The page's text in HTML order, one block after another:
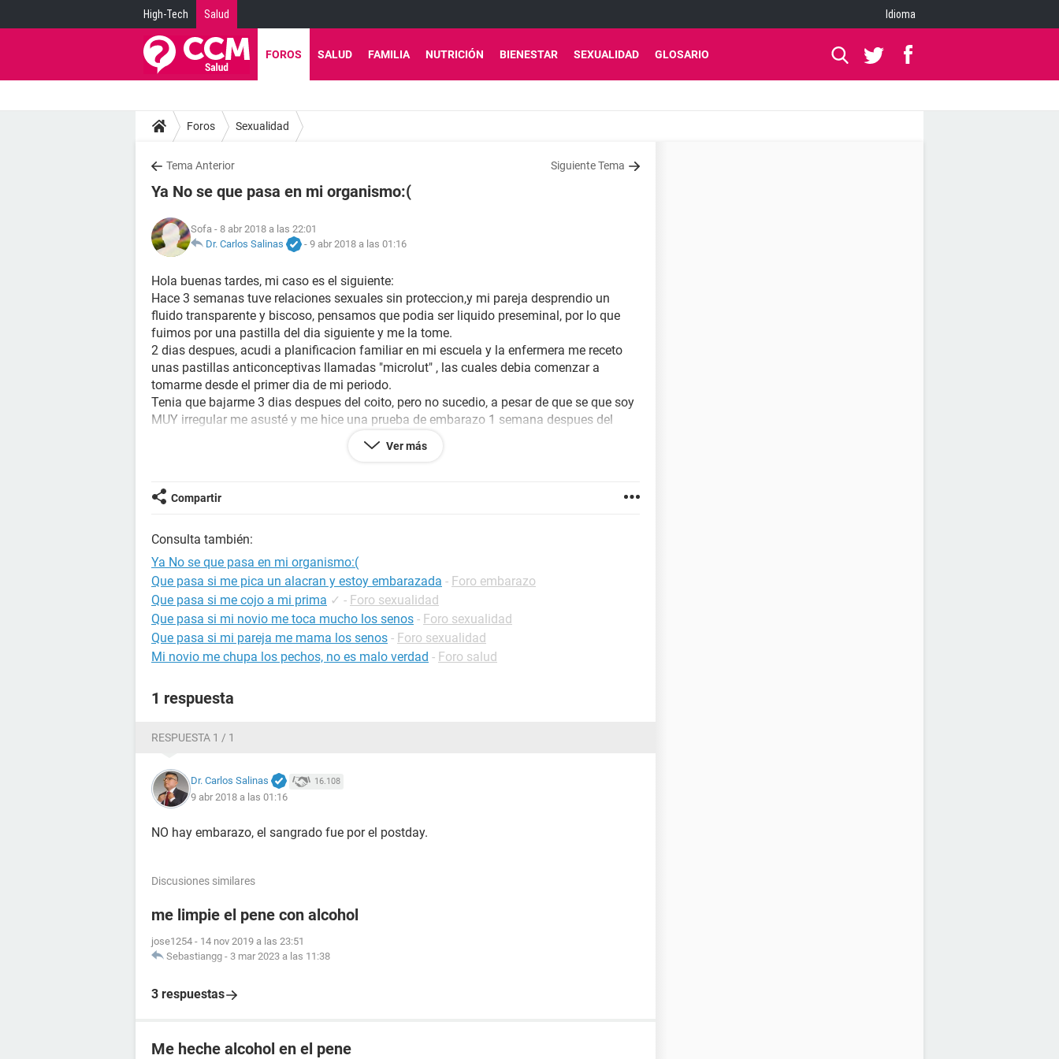
High-Tech Salud Idioma
FOROS SALUD FAMILIA NUTRICIÓN BIENESTAR SEXUALIDAD GLOSARIO
Foros Sexualidad
Tema Anterior Siguiente Tema
Ya No se que pasa en mi organismo:(
Sofa - 8 abr 2018 a las 22:01
Dr. Carlos Salinas
- 9 abr 2018 a las 01:16
Hola buenas tardes, mi caso es el siguiente:
Hace 3 semanas tuve relaciones sexuales sin proteccion,y mi pareja desprendio un
fluido transparente y biscoso, pensamos que podia ser liquido preseminal, por lo que
fuimos por una pastilla del dia siguiente y me la tome.
2 dias despues, acudi a planificacion familiar en mi escuela y la enfermera me receto
unas pastillas anticonceptivas llamadas "microlut" , las cuales debia comenzar a
tomarme desde el primer dia de mi periodo.
Tenia que bajarme 3 dias despues del coito, pero no sucedio, a pesar de que se que soy
MUY irregular me asusté y me hice una prueba de embarazo 1 semana despues del
anticonceptivos (mi periodo duró 7 días), cuando terminó mi periodo transcurrió una
vaginal, y asi fue en todo el dia de ayer, ligero.
Pero hoy continúo con la hemorragia y ahora es media.
Puede ayudarme por favor y decirme que me esta pasando?
Ver más
Compartir
Consulta también:
Ya No se que pasa en mi organismo:(
Que pasa si me pica un alacran y estoy embarazada - Foro embarazo
Que pasa si me cojo a mi prima ✓ - Foro sexualidad
Que pasa si mi novio me toca mucho los senos - Foro sexualidad
Que pasa si mi pareja me mama los senos - Foro sexualidad
Mi novio me chupa los pechos, no es malo verdad - Foro salud
1 respuesta
RESPUESTA 1 / 1
Dr. Carlos Salinas 16.108
9 abr 2018 a las 01:16
NO hay embarazo, el sangrado fue por el postday.
Discusiones similares
me limpie el pene con alcohol
jose1254 - 14 nov 2019 a las 23:51
Sebastiangg - 3 mar 2023 a las 11:38
3 respuestas
Me heche alcohol en el pene